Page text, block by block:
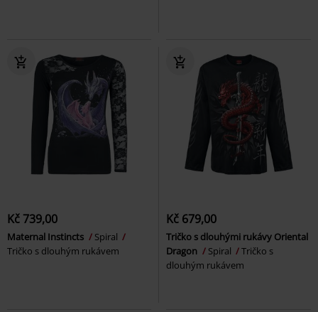
Kč 739,00
Maternal Instincts
Spiral
Tričko s dlouhým rukávem
Kč 679,00
Tričko s dlouhými rukávy Oriental
Dragon
Spiral
Tričko s
dlouhým rukávem